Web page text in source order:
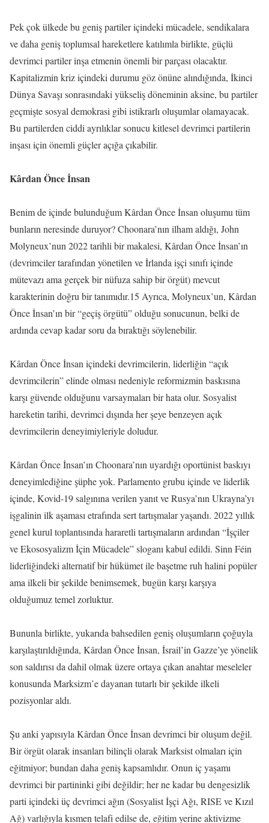
Pek çok ülkede bu geniş partiler içindeki mücadele, sendikalara
ve daha geniş toplumsal hareketlere katılımla birlikte, güçlü
devrimci partiler inşa etmenin önemli bir parçası olacaktır.
Kapitalizmin kriz içindeki durumu göz önüne alındığında, İkinci
Dünya Savaşı sonrasındaki yükseliş döneminin aksine, bu partiler
geçmişte sosyal demokrasi gibi istikrarlı oluşumlar olamayacak.
Bu partilerden ciddi ayrılıklar sonucu kitlesel devrimci partilerin
inşası için önemli güçler açığa çıkabilir.
Kârdan Önce İnsan
Benim de içinde bulunduğum Kârdan Önce İnsan oluşumu tüm
bunların neresinde duruyor? Choonara’nın ilham aldığı, John
Molyneux’nun 2022 tarihli bir makalesi, Kârdan Önce İnsan’ın
(devrimciler tarafından yönetilen ve İrlanda işçi sınıfı içinde
mütevazı ama gerçek bir nüfuza sahip bir örgüt) mevcut
karakterinin doğru bir tanımıdır.15 Ayrıca, Molyneux’un, Kârdan
Önce İnsan’ın bir “geçiş örgütü” olduğu sonucunun, belki de
ardında cevap kadar soru da bıraktığı söylenebilir.
Kârdan Önce İnsan içindeki devrimcilerin, liderliğin “açık
devrimcilerin” elinde olması nedeniyle reformizmin baskısına
karşı güvende olduğunu varsaymaları bir hata olur. Sosyalist
hareketin tarihi, devrimci dışında her şeye benzeyen açık
devrimcilerin deneyimiyleriyle doludur.
Kârdan Önce İnsan’ın Choonara’nın uyardığı oportünist baskıyı
deneyimlediğine şüphe yok. Parlamento grubu içinde ve liderlik
içinde, Kovid-19 salgınına verilen yanıt ve Rusya’nın Ukrayna’yı
işgalinin ilk aşaması etrafında sert tartışmalar yaşandı. 2022 yıllık
genel kurul toplantısında hararetli tartışmaların ardından “İşçiler
ve Ekososyalizm İçin Mücadele” sloganı kabul edildi. Sinn Féin
liderliğindeki alternatif bir hükümet ile başetme ruh halini popüler
ama ilkeli bir şekilde benimsemek, bugün karşı karşıya
olduğumuz temel zorluktur.
Bununla birlikte, yukarıda bahsedilen geniş oluşumların çoğuyla
karşılaştırıldığında, Kârdan Önce İnsan, İsrail’in Gazze’ye yönelik
son saldırısı da dahil olmak üzere ortaya çıkan anahtar meseleler
konusunda Marksizm’e dayanan tutarlı bir şekilde ilkeli
pozisyonlar aldı.
Şu anki yapısıyla Kârdan Önce İnsan devrimci bir oluşum değil.
Bir örgüt olarak insanları bilinçli olarak Marksist olmaları için
eğitmiyor; bundan daha geniş kapsamlıdır. Onun iç yaşamı
devrimci bir partininki gibi değildir; her ne kadar bu dengesizlik
parti içindeki üç devrimci ağın (Sosyalist İşçi Ağı, RISE ve Kızıl
Ağ) varlığıyla kısmen telafi edilse de, eğitim yerine aktivizme